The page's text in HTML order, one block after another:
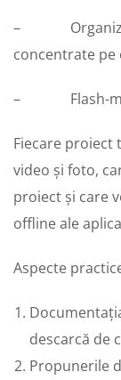
–
concentrate pe
– Flash-
Fiecare proiect
video și foto,
proiect și care
offline ale
Aspecte
descarcă de
Propunerile